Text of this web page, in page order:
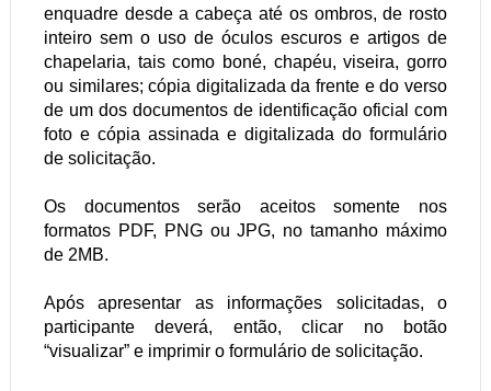
enquadre desde a cabeça até os ombros, de rosto
inteiro sem o uso de óculos escuros e artigos de
chapelaria, tais como boné, chapéu, viseira, gorro
ou similares; cópia digitalizada da frente e do verso
de um dos documentos de identificação oficial com
foto e cópia assinada e digitalizada do formulário
de solicitação.
Os documentos serão aceitos somente nos
formatos PDF, PNG ou JPG, no tamanho máximo
de 2MB.
Após apresentar as informações solicitadas, o
participante deverá, então, clicar no botão
“visualizar” e imprimir o formulário de solicitação.